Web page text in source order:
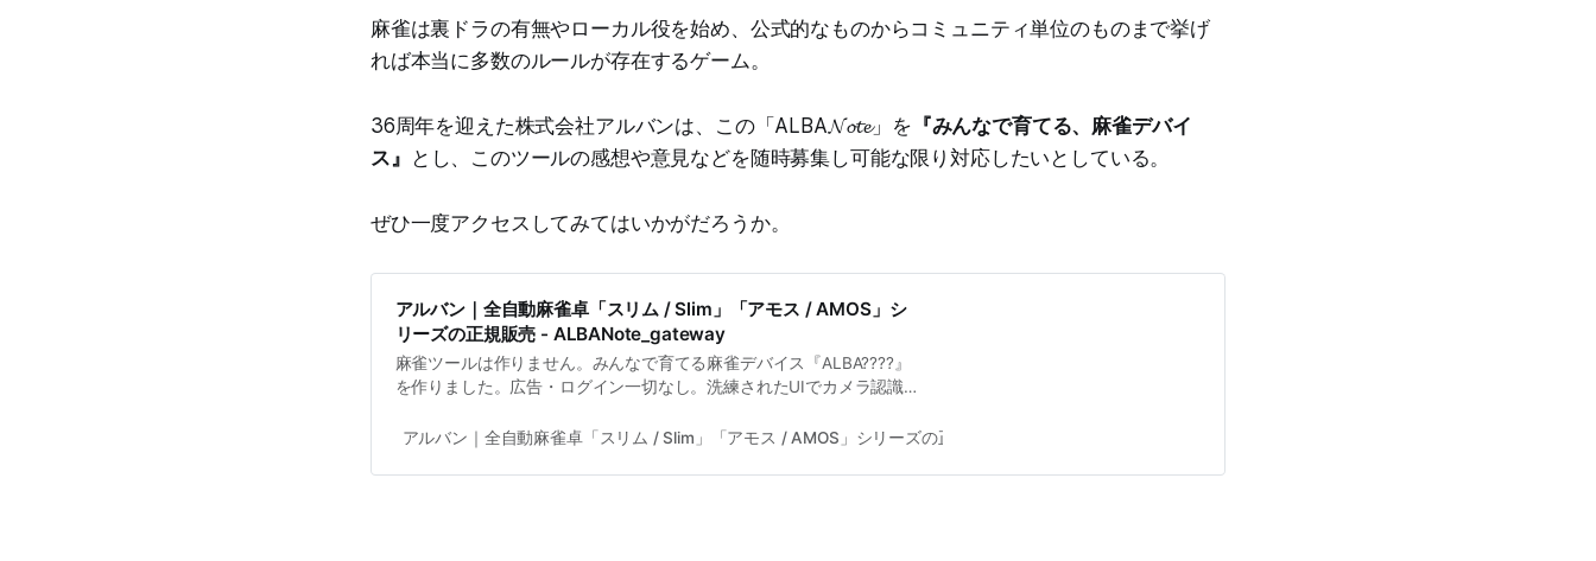
麻雀は裏ドラの有無やローカル役を始め、公式的なものからコミュニティ単位のものまで挙げ
れば本当に多数のルールが存在するゲーム。
36周年を迎えた株式会社アルバンは、この「ALBA𝓝𝓸𝓽𝓮」を 『みんなで育てる、麻雀デバイ
ス』 とし、このツールの感想や意見などを随時募集し可能な限り対応したいとしている。
ぜひ一度アクセスしてみてはいかがだろうか。
アルバン｜全自動麻雀卓「スリム / Slim」「アモス / AMOS」シ
リーズの正規販売 - ALBANote_gateway
麻雀ツールは作りません。みんなで育てる麻雀デバイス『ALBA????』
を作りました。広告・ログイン一切なし。洗練されたUIでカメラ認識
ALBA????は、管理される安心より自分で
アルバン｜全自動麻雀卓「スリム / Slim」「アモス / AMOS」シリーズの正規販売